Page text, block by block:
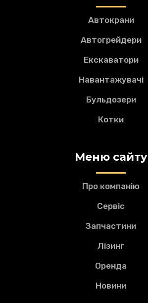
Автокрани
Автогрейдери
Екскаватори
Навантажувачі
Бульдозери
Котки
Меню сайту
Про компанію
Сервіс
Запчастини
Лізинг
Оренда
Новини